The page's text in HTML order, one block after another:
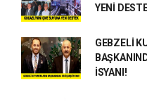
YENİ
GEBZELİ
İSYANI!